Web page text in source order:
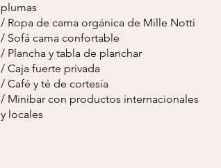
plumas
/ Ropa de cama orgánica de Mille Notti
/ Sofá cama confortable
/ Plancha y tabla de planchar
/ Caja fuerte privada
​/ Café y té de cortesía
/ Minibar con productos internacionales
y locales